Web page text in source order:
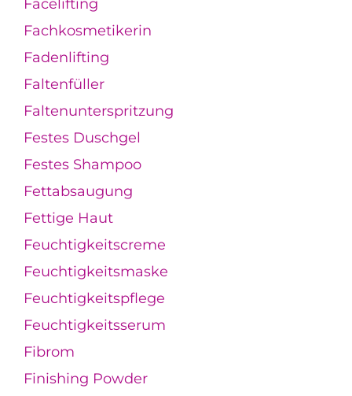
Facelifting
Fachkosmetikerin
Fadenlifting
Faltenfüller
Faltenunterspritzung
Festes Duschgel
Festes Shampoo
Fettabsaugung
Fettige Haut
Feuchtigkeitscreme
Feuchtigkeitsmaske
Feuchtigkeitspflege
Feuchtigkeitsserum
Fibrom
Finishing Powder